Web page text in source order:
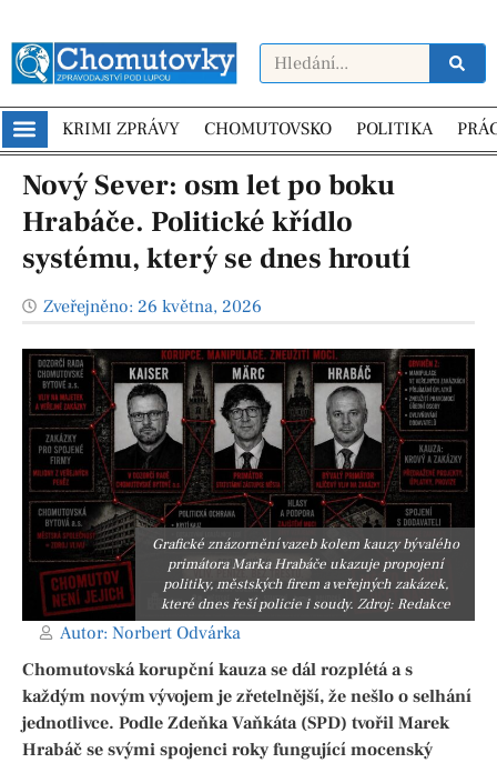
KRIMI ZPRÁVY CHOMUTOVSKO POLITIKA
Nový Sever: osm let po boku
Hrabáče. Politické křídlo
systému, který se dnes hroutí
Zveřejněno: 26 května, 2026
Grafické znázornění vazeb kolem kauzy bývalého
primátora Marka Hrabáče ukazuje propojení
politiky, městských firem a veřejných zakázek,
které dnes řeší policie i soudy. Zdroj: Redakce
Autor: Norbert Odvárka
Chomutovská korupční kauza se dál rozplétá a s
každým novým vývojem je zřetelnější, že nešlo o selhání
jednotlivce. Podle Zdeňka Vaňkáta (SPD) tvořil Marek
Hrabáč se svými spojenci roky fungující mocenský